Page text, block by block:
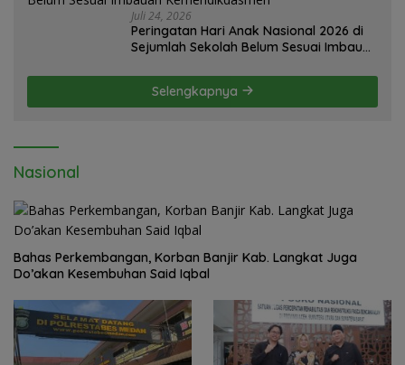
Juli 24, 2026
Peringatan Hari Anak Nasional 2026 di
Sejumlah Sekolah Belum Sesuai Imbauan
Selengkapnya
Nasional
Bahas Perkembangan, Korban Banjir Kab. Langkat Juga
Do’akan Kesembuhan Said Iqbal